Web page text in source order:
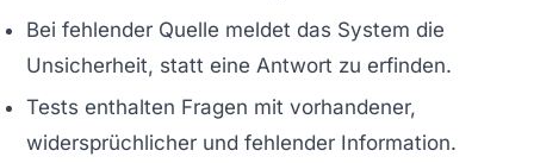
Bei fehlender Quelle meldet das System die
Unsicherheit, statt eine Antwort zu erfinden.
Tests enthalten Fragen mit vorhandener,
widersprüchlicher und fehlender Information.